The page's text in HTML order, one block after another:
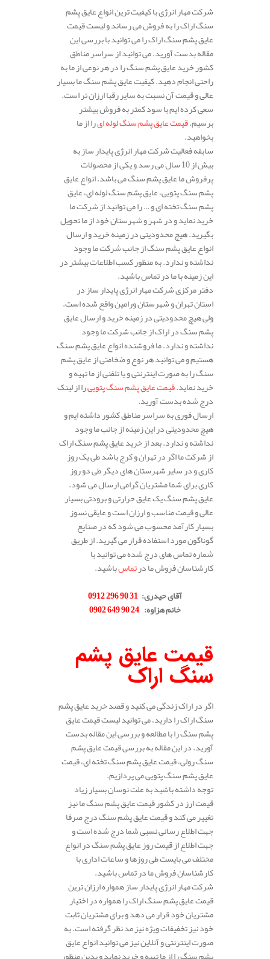
شرکت مهار انرژی با کیفیت ترین انواع عایق پشم
سنگ اراک را به فروش می رساند و لیست قیمت
عایق پشم سنگ اراک را می توانید با بررسی این
مقاله بدست آورید. می توانید از سراسر مناطق
کشور خرید عایق پشم سنگ را در هر نوعی از ما به
راحتی انجام دهید. کیفیت عایق پشم سنگ ما بسیار
عالی و قیمت آن نسبت به سایر رقبا ارزان تر است.
سعی کرده ایم با سود کمتر به فروش بیشتر
برسیم.قیمت عایق پشم سنگ لوله ایرا از ما
بخواهید.
سابقه فعالیت شرکت مهار انرژی پایدار ساز به
بیش از 10 سال می رسد و یکی از محصولات
پرفروش ما عایق پشم سنگ می باشد. انواع عایق
پشم سنگ پتویی، عایق پشم سنگ لوله ای، عایق
پشم سنگ تخته ای و … را می توانید از شرکت ما
خرید نماید و در شهر و شهرستان خود از ما تحویل
بگیرید. هیچ محدودیتی در زمینه خرید و ارسال
انواع عایق پشم سنگ از جانب شرکت ما وجود
نداشته و ندارد. به منظور کسب اطلاعات بیشتر در
این زمینه با ما در تماس باشید.
دفتر مرکزی شرکت مهار انرژی پایدار ساز در
استان تهران و شهرستان ورامین واقع شده است.
ولی هیچ محدودیتی در زمینه خرید و ارسال عایق
پشم سنگ در اراک از جانب شرکت ما وجود
نداشته و ندارد. ما فروشنده انواع عایق پشم سنگ
هستیم و می توانید هر نوع و ضخامتی از عایق پشم
سنگ را به صورت اینترنتی و یا تلفنی از ما تهیه و
خرید نماید.قیمت عایق پشم سنگ پتوییرا از لینک
درج شده بدست آورید.
ارسال فوری به سراسر مناطق کشور داشته ایم و
هیچ محدودیتی در این زمینه از جانب ما وجود
نداشته و ندارد. بعد از خرید عایق پشم سنگ اراک
از شرکت ما اگر در تهران و کرج باشد طی یک روز
کاری و در سایر شهرستان های دیگر طی دو روز
کاری برای شما مشتریان گرامی ارسال می شود.
عایق پشم سنگ یک عایق حرارتی و برودتی بسیار
عالی و قیمت مناسب و ارزان است و عایقی نسوز
بسیار کارآمد محسوب می شود که در صنایع
گوناگون مورد استفاده قرار می گیرید. از طریق
شماره تماس های درج شده می توانید با
کارشناسان فروش ما درتماسباشید.
آقای حیدری:
31 90 296 0912
خانم هزاوه:
24 90 649 0902
قیمت عایق پشم
سنگ اراک
اگر در اراک زندگی می کنید و قصد خرید عایق پشم
سنگ اراک را دارید، می توانید لیست قیمت عایق
پشم سنگ را با مطالعه و بررسی این مقاله بدست
آورید. در این مقاله به بررسی قیمت عایق پشم
سنگ رولی، قیمت عایق پشم سنگ تخته ای، قیمت
عایق پشم سنگ پتویی می پردازیم.
توجه داشته باشید به علت نوسان بسیار زیاد
قیمت ارز در کشور قیمت عایق پشم سنگ ما نیز
تغییر می کند و قیمت عایق پشم سنگ درج صرفا
جهت اطلاع رسانی نسبی شما درج شده است و
جهت اطلاع از قیمت روز عایق پشم سنگ در انواع
مختلف می بایست طی روزها و ساعات اداری با
کارشناسان فروش ما در تماس باشید.
شرکت مهار انرژی پایدار ساز همواره ارزان ترین
قیمت عایق پشم سنگ اراک را همواره در اختیار
مشتریان خود قرار می دهد و برای مشتریان ثابت
خود نیز تخفیفات ویژه نیز مد نظر گرفته است. به
صورت اینترنتی و آنلاین نیز می توانید انواع عایق